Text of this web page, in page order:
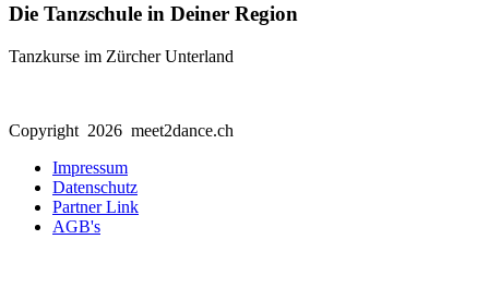
Die Tanzschule in Deiner Region
Tanzkurse im Zürcher Unterland
Copyright 2026 meet2dance.ch
Impressum
Datenschutz
Partner Link
AGB's